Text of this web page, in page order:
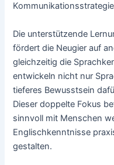
Die unterstützende
fördert die Neugier auf
gleichzeitig die
entwickeln nicht nur
tieferes Bewusstsein
Dieser doppelte Fokus
sinnvoll mit Menschen
Englischkenntnisse
gestalten.